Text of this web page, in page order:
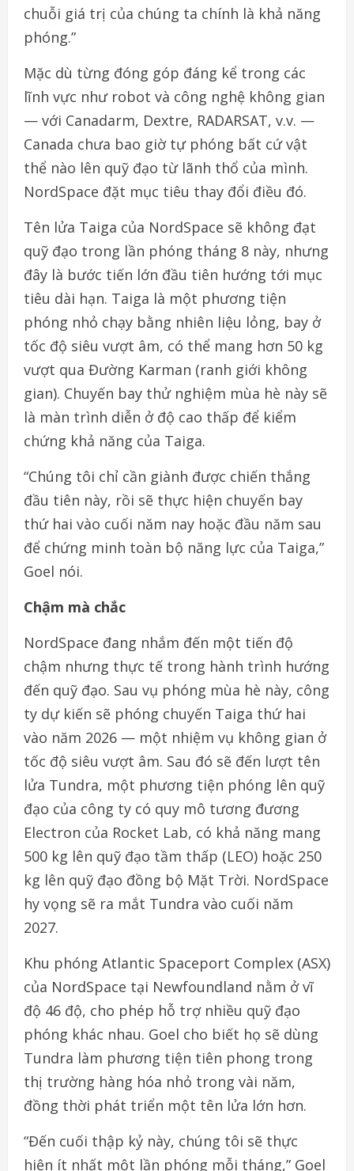
chuỗi giá trị của chúng ta chính là khả năng
phóng.”
Mặc dù từng đóng góp đáng kể trong các
lĩnh vực như robot và công nghệ không gian
— với Canadarm, Dextre, RADARSAT, v.v. —
Canada chưa bao giờ tự phóng bất cứ vật
thể nào lên quỹ đạo từ lãnh thổ của mình.
NordSpace đặt mục tiêu thay đổi điều đó.
Tên lửa Taiga của NordSpace sẽ không đạt
quỹ đạo trong lần phóng tháng 8 này, nhưng
đây là bước tiến lớn đầu tiên hướng tới mục
tiêu dài hạn. Taiga là một phương tiện
phóng nhỏ chạy bằng nhiên liệu lỏng, bay ở
tốc độ siêu vượt âm, có thể mang hơn 50 kg
vượt qua Đường Karman (ranh giới không
gian). Chuyến bay thử nghiệm mùa hè này sẽ
là màn trình diễn ở độ cao thấp để kiểm
chứng khả năng của Taiga.
“Chúng tôi chỉ cần giành được chiến thắng
đầu tiên này, rồi sẽ thực hiện chuyến bay
thứ hai vào cuối năm nay hoặc đầu năm sau
để chứng minh toàn bộ năng lực của Taiga,”
Goel nói.
Chậm mà chắc
NordSpace đang nhắm đến một tiến độ
chậm nhưng thực tế trong hành trình hướng
đến quỹ đạo. Sau vụ phóng mùa hè này, công
ty dự kiến sẽ phóng chuyến Taiga thứ hai
vào năm 2026 — một nhiệm vụ không gian ở
tốc độ siêu vượt âm. Sau đó sẽ đến lượt tên
lửa Tundra, một phương tiện phóng lên quỹ
đạo của công ty có quy mô tương đương
Electron của Rocket Lab, có khả năng mang
500 kg lên quỹ đạo tầm thấp (LEO) hoặc 250
kg lên quỹ đạo đồng bộ Mặt Trời. NordSpace
hy vọng sẽ ra mắt Tundra vào cuối năm
2027.
Khu phóng Atlantic Spaceport Complex (ASX)
của NordSpace tại Newfoundland nằm ở vĩ
độ 46 độ, cho phép hỗ trợ nhiều quỹ đạo
phóng khác nhau. Goel cho biết họ sẽ dùng
Tundra làm phương tiện tiên phong trong
thị trường hàng hóa nhỏ trong vài năm,
đồng thời phát triển một tên lửa lớn hơn.
“Đến cuối thập kỷ này, chúng tôi sẽ thực
hiện ít nhất một lần phóng mỗi tháng,” Goel